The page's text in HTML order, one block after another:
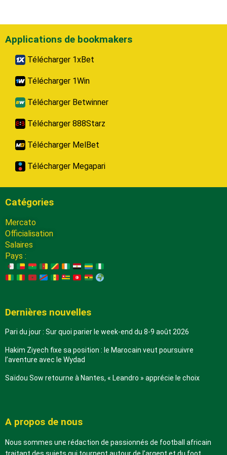
Applications de bookmakers
Télécharger 1xBet
Télécharger 1Win
Télécharger Betwinner
Télécharger 888Starz
Télécharger MelBet
Télécharger Megapari
Catégories
Mercato
Officialisation
Salaires
Pays :
Dernières nouvelles
Pari du jour : Sur quoi parier le week-end du 8-9 août 2026
Hakim Ziyech fixe sa position : le Marocain veut poursuivre
l’aventure avec le Wydad
Saïdou Sow retourne à Nantes, « Leandro » apprécie le choix
A propos de nous
Nous sommes une rédaction de passionnés de football africain
traitant des sujets qui tournent autour de l’argent et du foot.